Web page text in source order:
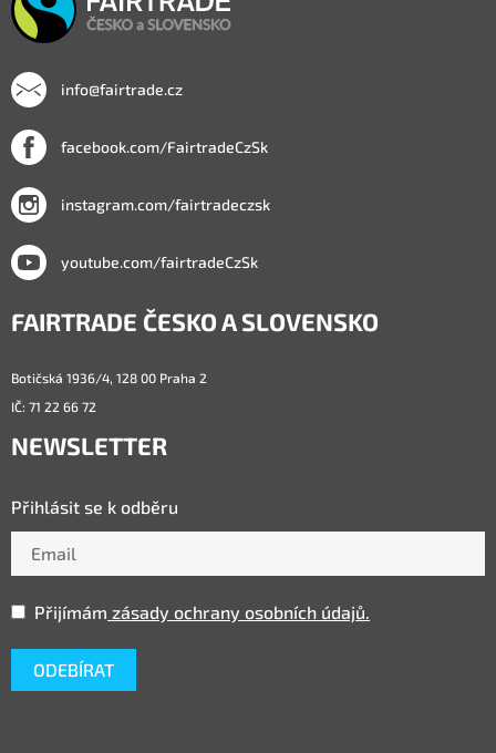
info@fairtrade.cz
facebook.com/FairtradeCzSk
instagram.com/fairtradeczsk
youtube.com/fairtradeCzSk
FAIRTRADE ČESKO A SLOVENSKO
Botičská 1936/4, 128 00 Praha 2
IČ: 71 22 66 72
NEWSLETTER
Přihlásit se k odběru
Přijímám zásady ochrany osobních údajů.